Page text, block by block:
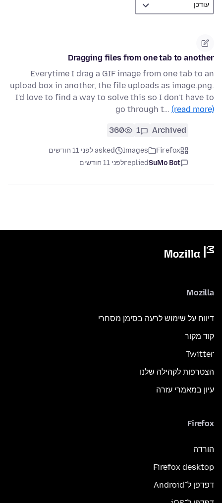
Dragging files from one tab to another
Everytime I drag a GIF image from one tab to an
upload box in another, the file uploads as image.png.
I'd love to find a way to solve this so I don't have to
go through t… (read more)
Archived
1
360
Firefox
Images
asked לפני 11 חודשים
SuMo Bot
repliedלפני 11 חודשים
Mozilla
דיווח על שימוש לרעה בסימן מסחרי
קוד מקור
Twitter
הצטרפות לקהילה שלנו
עיון במאמרי עזרה
Firefox
הורדה
Firefox desktop
דפדפן ל־Android